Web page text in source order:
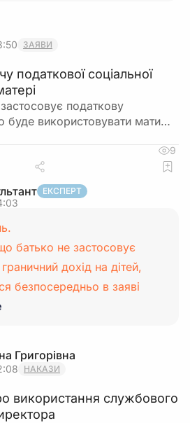
ЗАЯВИ
податкової соціальної
податкову
буде використовувати мати…
9
ЕКСПЕРТ
батько не застосовує
дохід на дітей,
безпосередньо в заяві
Григорівна
НАКАЗИ
використання службового